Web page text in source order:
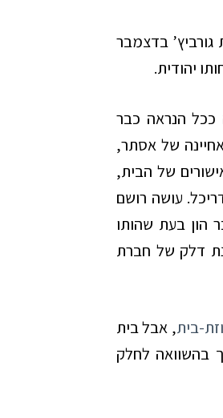
בדצמבר
ככל הנראה כבר
אחיינה של אסתר,
על הרישיונות והאישורים של הבית,
עושה רושם
הון בעת שהותו
דלק של חברת
בית, אבל בית
בהשוואה לחלק